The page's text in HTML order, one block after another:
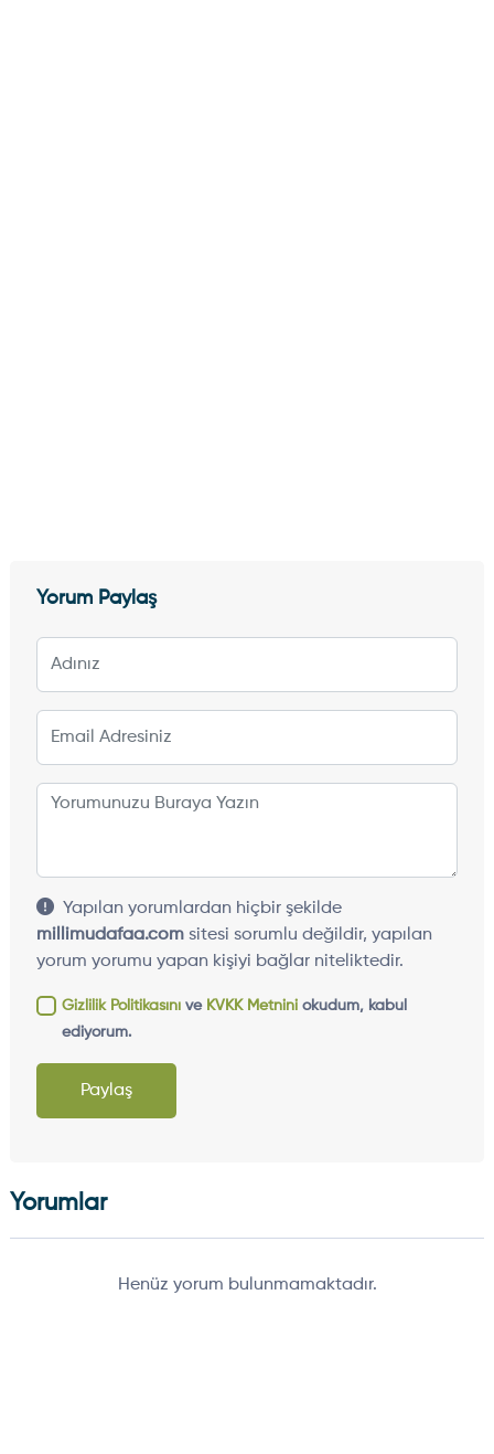
Yorum Paylaş
Yapılan yorumlardan hiçbir şekilde
millimudafaa.comsitesi sorumlu değildir, yapılan
yorum yorumu yapan kişiyi bağlar niteliktedir.
Gizlilik Politikasınıve KVKK Metniniokudum, kabul
ediyorum.
Paylaş
Yorumlar
Henüz yorum bulunmamaktadır.